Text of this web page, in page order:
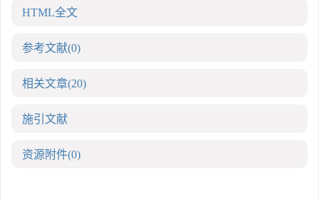
HTML全文
参考文献(0)
相关文章(20)
施引文献
资源附件(0)